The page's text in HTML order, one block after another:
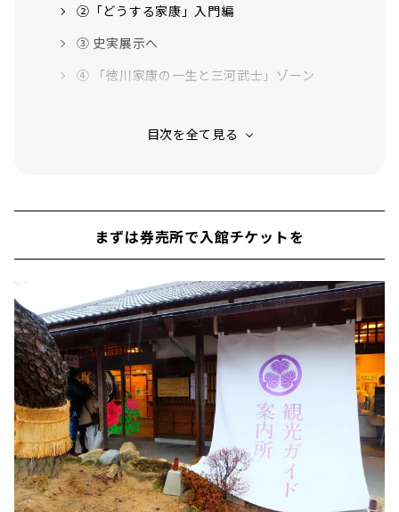
②「どうする家康」入門編
③ 史実展示へ
④ 「徳川家康の一生と三河武士」ゾーン
⑥ 衣装・小道具展示
観光案内所＆みやげ店「おかざき屋」
岡崎公園でゆっくり散策も！
まずは券売所で入館チケットを